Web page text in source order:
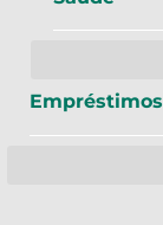
Empréstimos